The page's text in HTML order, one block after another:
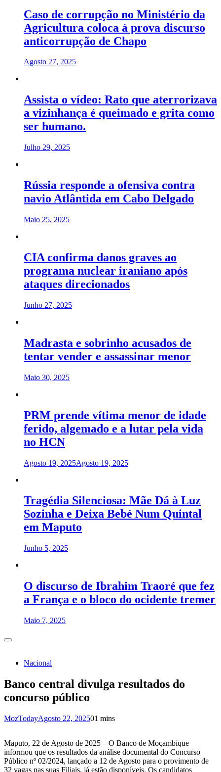
Caso de corrupção no Ministério da
Agricultura coloca à prova discurso
anticorrupção de Chapo
Agosto 27, 2025
Assista o vídeo: Rato que aterrorizava
a vizinhança é queimado e grita como
ser humano.
Julho 29, 2025
Rússia responde a ofensiva contra
navio Atlântida em Cabo Delgado
Maio 25, 2025
CIA confirma danos graves ao
programa nuclear iraniano após
ataques direcionados
Junho 27, 2025
Madrasta e sobrinho acusados de
tentar vender e assassinar menor
Maio 30, 2025
PRM prende vítima menor de idade
ferido, algemado e a lutar pela vida
no HCN
Agosto 19, 2025Agosto 19, 2025
Tragédia Silenciosa: Mãe Dá à Luz
Sozinha e Deixa Bebé Num Quintal
em Maputo
Junho 5, 2025
O discurso de Ibrahim Traoré que fez
a França e o bloco do ocidente tremer
Maio 7, 2025
Nacional
Banco central divulga resultados do
concurso público
MozTodayAgosto 22, 202501 mins
Maputo, 22 de Agosto de 2025 – O Banco de Moçambique
informou que os resultados da análise documental do Concurso
Público nº 02/2024, lançado a 12 de Agosto para o provimento de
32 vagas nas suas Filiais, já estão disponíveis. Os candidatos